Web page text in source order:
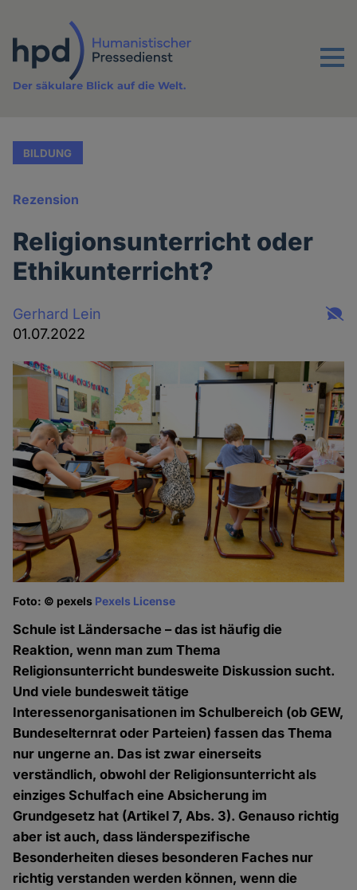
Inhalt
Menu
Der säkulare Blick auf die Welt.
BILDUNG
Rezension
Religionsunterricht oder
Ethikunterricht?
Gerhard Lein
01.07.2022
Foto: © pexels Pexels License
Schule ist Ländersache – das ist häufig die
Reaktion, wenn man zum Thema
Religionsunterricht bundesweite Diskussion sucht.
Und viele bundesweit tätige
Interessenorganisationen im Schulbereich (ob GEW,
Bundeselternrat oder Parteien) fassen das Thema
nur ungerne an. Das ist zwar einerseits
verständlich, obwohl der Religionsunterricht als
einziges Schulfach eine Absicherung im
Grundgesetz hat (Artikel 7, Abs. 3). Genauso richtig
aber ist auch, dass länderspezifische
Besonderheiten dieses besonderen Faches nur
richtig verstanden werden können, wenn die